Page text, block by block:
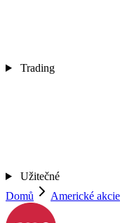
Trading
Užitečné
Domů
Americké akcie